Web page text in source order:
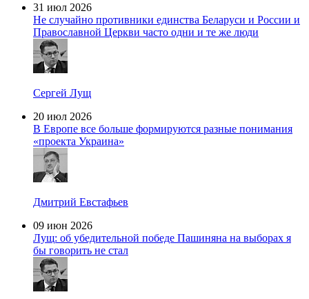
31 июл 2026
Не случайно противники единства Беларуси и России и
Православной Церкви часто одни и те же люди
Сергей Лущ
20 июл 2026
В Европе все больше формируются разные понимания
«проекта Украина»
Дмитрий Евстафьев
09 июн 2026
Лущ: об убедительной победе Пашиняна на выборах я
бы говорить не стал